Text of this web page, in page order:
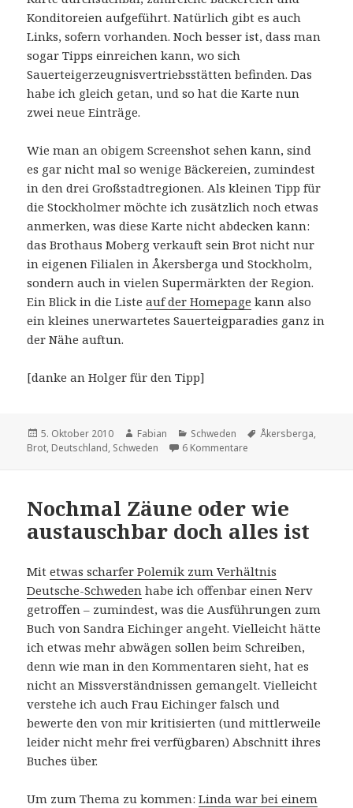
Konditoreien aufgeführt. Natürlich gibt es auch
Links, sofern vorhanden. Noch besser ist, dass man
sogar Tipps einreichen kann, wo sich
Sauerteigerzeugnisvertriebsstätten befinden. Das
habe ich gleich getan, und so hat die Karte nun
zwei neue Einträge.
Wie man an obigem Screenshot sehen kann, sind
es gar nicht mal so wenige Bäckereien, zumindest
in den drei Großstadtregionen. Als kleinen Tipp für
die Stockholmer möchte ich zusätzlich noch etwas
anmerken, was diese Karte nicht abdecken kann:
das Brothaus Moberg verkauft sein Brot nicht nur
in eigenen Filialen in Åkersberga und Stockholm,
sondern auch in vielen Supermärkten der Region.
Ein Blick in die Listeauf der Homepage kann also
ein kleines unerwartetes Sauerteigparadies ganz in
der Nähe auftun.
[danke an Holger für den Tipp]
Veröffentlicht
am
5. Oktober 2010 Autor
Fabian Kategorien
Schweden Schlagwörter
Åkersberga,
Brot, Deutschland, Schweden 6 Kommentare
Nochmal Zäune oder wie
austauschbar doch alles ist
Mitetwas scharfer Polemik zum Verhältnis
Deutsche-Schweden habe ich offenbar einen Nerv
getroffen – zumindest, was die Ausführungen zum
Buch von Sandra Eichinger angeht. Vielleicht hätte
ich etwas mehr abwägen sollen beim Schreiben,
denn wie man in den Kommentaren sieht, hat es
nicht an Missverständnissen gemangelt. Vielleicht
verstehe ich auch Frau Eichinger falsch und
bewerte den von mir kritisierten (und mittlerweile
leider nicht mehr frei verfügbaren) Abschnitt ihres
Buches über.
Um zum Thema zu kommen:Linda war bei einem